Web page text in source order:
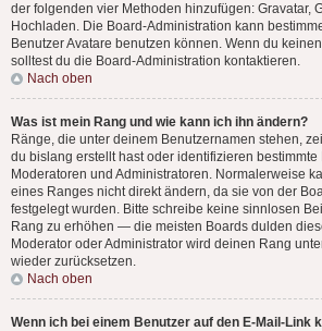
der folgenden vier Methoden hinzufügen: Gravatar,
Hochladen. Die Board-Administration kann
Benutzer Avatare benutzen können. Wenn du
solltest du die Board-Administration kontaktieren.
Nach oben
Was ist mein Rang und wie kann ich ihn ändern?
Ränge, die unter deinem Benutzernamen stehen,
du bislang erstellt hast oder identifizieren bestimmte
Moderatoren und Administratoren. Normalerweise
eines Ranges nicht direkt ändern, da sie von der
festgelegt wurden. Bitte schreibe keine sinnlosen
Rang zu erhöhen — die meisten Boards dulden
Moderator oder Administrator wird deinen Rang
wieder zurücksetzen.
Nach oben
Wenn ich bei einem Benutzer auf den E-Mail-Link